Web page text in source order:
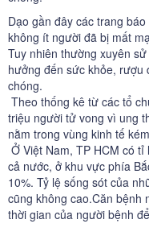
Dạo gần đây các trang
không ít người đã bị mất
Tuy nhiên thường xuyên
hưởng đến sức khỏe, rượu
chóng.
Theo thống kê từ các tổ
triệu người tử vong vì ung
nằm trong vùng kinh tế
Ở Việt Nam, TP HCM có tỉ
cả nước, ở khu vực phía
10%. Tỷ lệ sống sót của
cũng không cao.Căn bệnh
thời gian của người bệnh